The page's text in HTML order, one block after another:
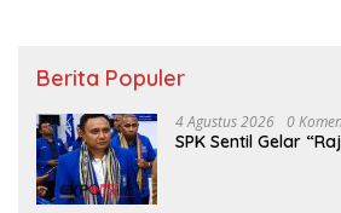
Berita Populer
4 Agustus 2026 0
SPK Sentil Gelar